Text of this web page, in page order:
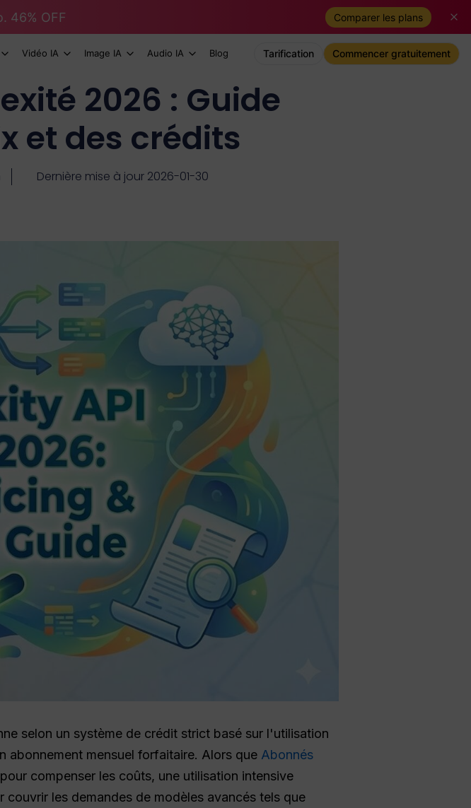
46% OFF Comparer les plans
Vidéo IA Image IA Audio IA Blog Tarification Commencer gratuitement
2026 : Guide
et des crédits
Dernière mise à jour 2026-01-30
selon un système de crédit strict basé sur l'utilisation
abonnement mensuel forfaitaire. Alors que Abonnés
compenser les coûts, une utilisation intensive
les demandes de modèles avancés tels que